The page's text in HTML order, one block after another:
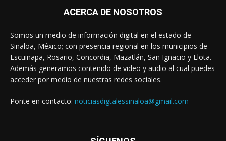
ACERCA DE NOSOTROS
Somos un medio de información digital en el estado de
Sinaloa, México; con presencia regional en los municipios de
Escuinapa, Rosario, Concordia, Mazatlán, San Ignacio y Elota.
Además generamos contenido de video y audio al cual puedes
acceder por medio de nuestras redes sociales.
Ponte en contacto: noticiasdigtalessinaloa@gmail.com